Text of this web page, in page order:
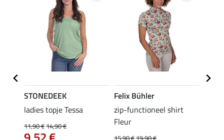
STONEDEEK
ladies topje Tessa
11,90 €14,90 €
Felix Bühler
zip-functioneel shirt
Fleur